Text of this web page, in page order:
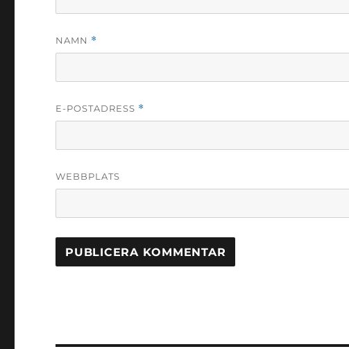
NAMN *
E-POSTADRESS *
WEBBPLATS